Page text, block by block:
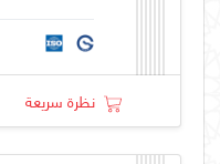
نظرة سريعة